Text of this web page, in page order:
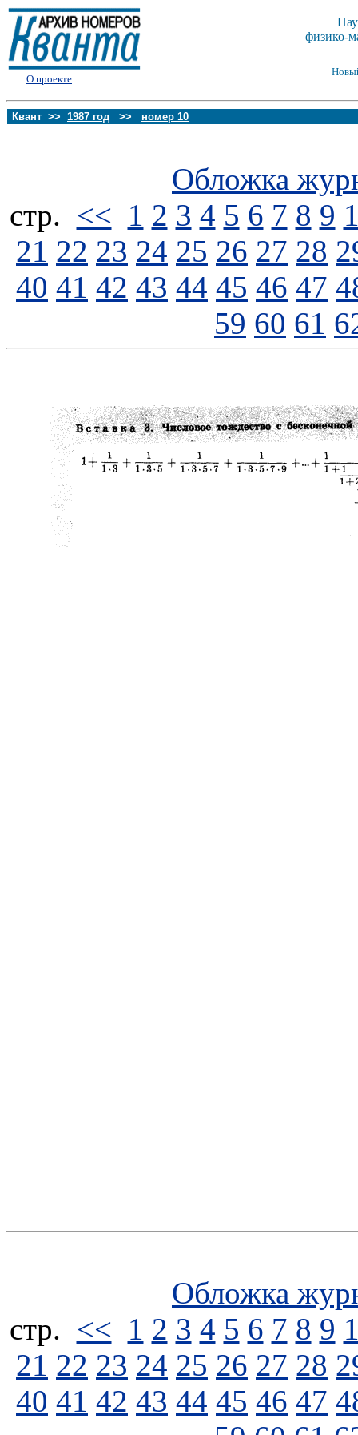
О проекте
физико-
Квант >> 1987 год >> номер 10
Обложка
стp. << 1 2 3 4 5 6 7 8 9
21 22 23 24 25 26 27 28
40 41 42 43 44 45 46 47
59 60 61
Обложка
стp. << 1 2 3 4 5 6 7 8 9
21 22 23 24 25 26 27 28
40 41 42 43 44 45 46 47